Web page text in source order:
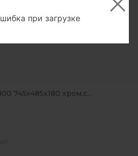
745x485x180 хром,с...
при загрузке